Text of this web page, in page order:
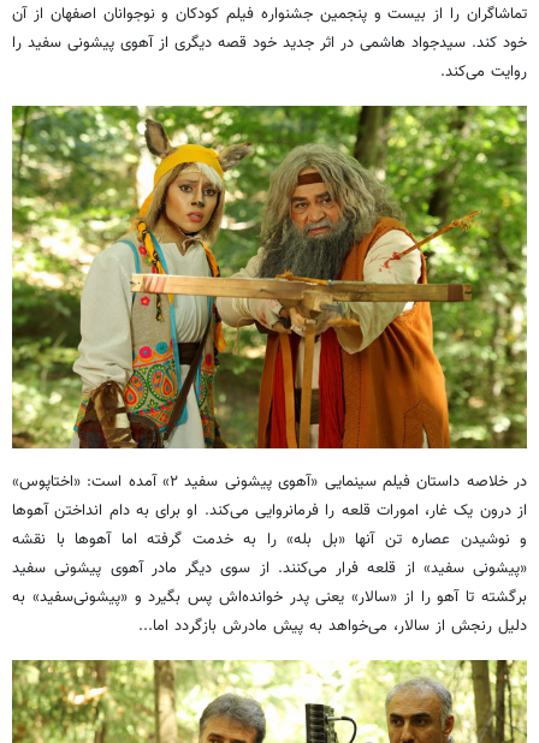
تماشاگران را از بیست ‌و ‌پنجمین جشنواره فیلم کودکان و نوجوانان اصفهان از آن
خود کند. سیدجواد هاشمی در اثر جدید خود قصه دیگری از آهوی پیشونی سفید را
روایت می‌کند.
در خلاصه‌ داستان فیلم سینمایی «آهوی پیشونی سفید ۲» آمده است: «اختاپوس»
از درون یک غار، امورات قلعه را فرمانروایی می‌کند. او برای به دام انداختن آهوها
و نوشیدن عصاره تن آنها «بل بله» را به خدمت گرفته اما آهوها با نقشه‌
«پیشونی‌ سفید» از قلعه فرار می‌کنند. از سوی دیگر مادر آهوی پیشونی‌ سفید
برگشته تا آهو را از «سالار» یعنی پدر خوانده‌اش پس بگیرد و «پیشونی‌سفید» به
دلیل رنجش از سالار، می‌خواهد به پیش مادرش بازگردد اما...